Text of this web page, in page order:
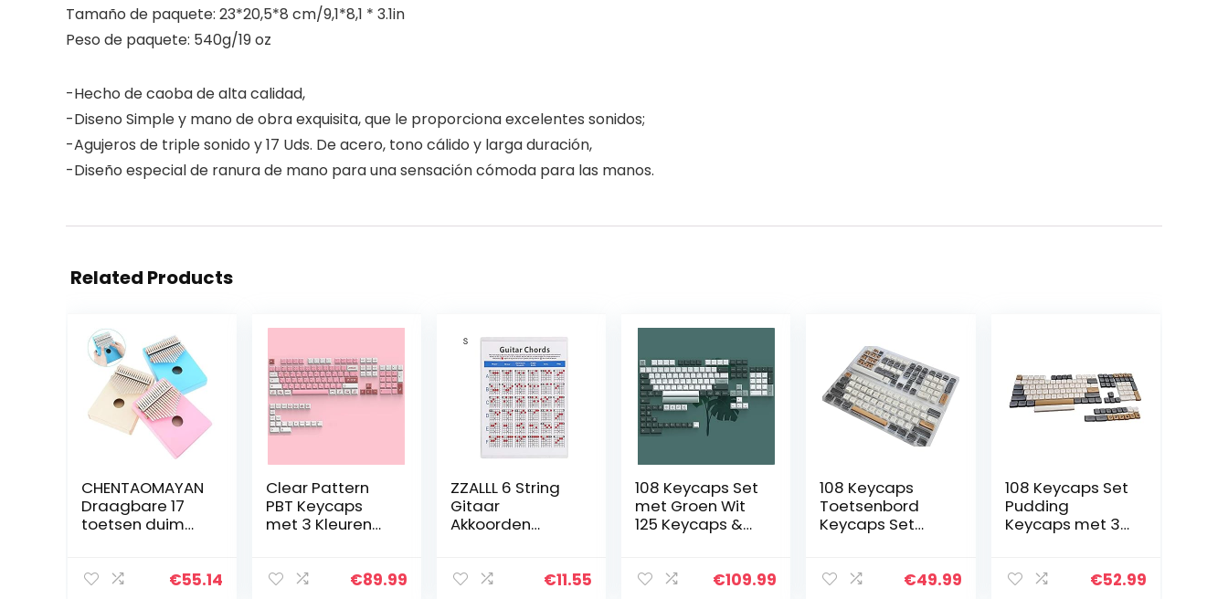
Tamaño de paquete: 23*20,5*8 cm/9,1*8,1 * 3.1in
Peso de paquete: 540g/19 oz
-Hecho de caoba de alta calidad,
-Diseno Simple y mano de obra exquisita, que le proporciona excelentes sonidos;
-Agujeros de triple sonido y 17 Uds. De acero, tono cálido y larga duración,
-Diseño especial de ranura de mano para una sensación cómoda para las manos.
Related Products
CHENTAOMAYAN
Draagbare 17
toetsen duim
grenen mbira
€55.14
Clear Pattern
PBT Keycaps
met 3 Kleuren
Keycap Puller &
€89.99
ZZALLL 6 String
Gitaar
Akkoorden
Referentie
€11.55
108 Keycaps Set
met Groen Wit
125 Keycaps &
Effect OEM€109.99
108 Keycaps
Toetsenbord
Keycaps Set
Keycap Puller
€49.99
108 Keycaps Set
Pudding
Keycaps met 3
Keycap Puller
€52.99